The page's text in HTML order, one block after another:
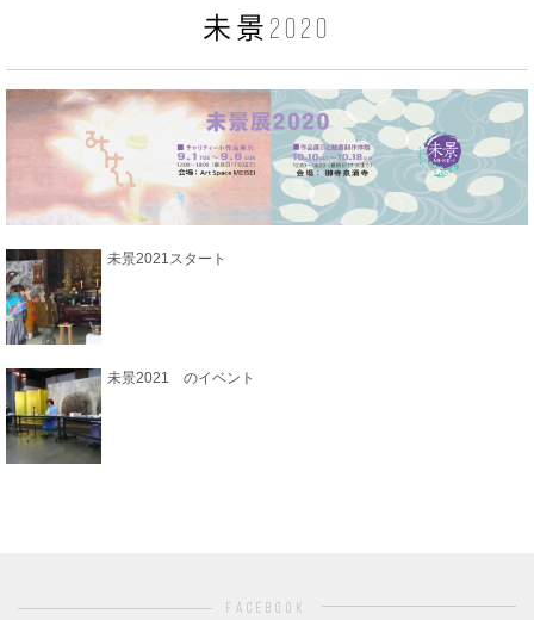
未景2020
未景2021スタート
未景2021 のイベント
facebook